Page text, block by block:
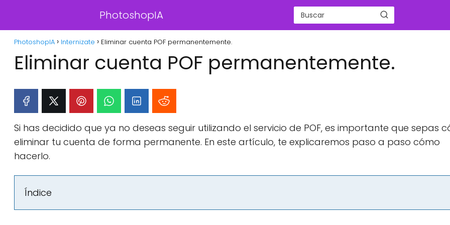
PhotoshopIA
PhotoshopIA Internizate Eliminar cuenta POF permanentemente.
Eliminar cuenta POF permanentemente.
Si has decidido que ya no deseas seguir utilizando el servicio de POF, es importante que sepas
eliminar tu cuenta de forma permanente. En este artículo, te explicaremos paso a paso cómo
hacerlo.
Índice